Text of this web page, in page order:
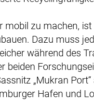
zu machen, ist
Dazu muss
während des
beiden
„Mukran
Hafen und